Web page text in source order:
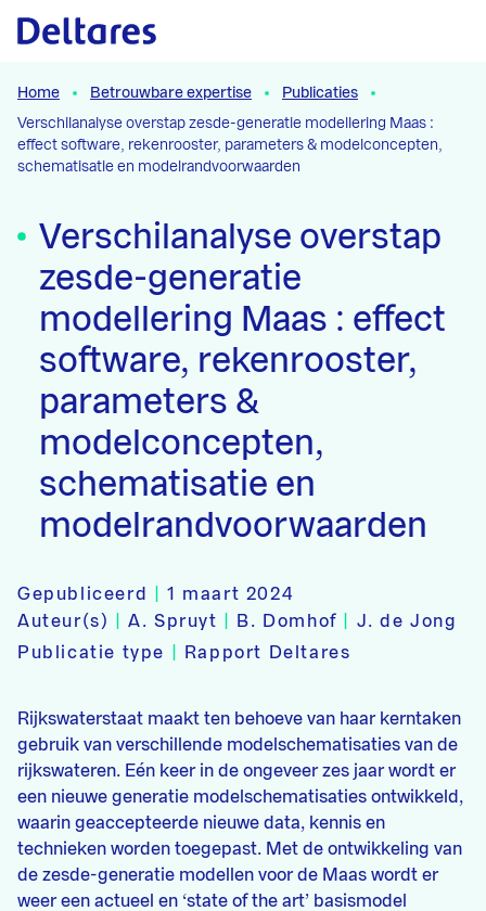
Naar hoofdcontent
Home Betrouwbare expertise
Publicaties
Verschilanalyse overstap zesde-generatie modellering Maas :
effect software, rekenrooster, parameters & modelconcepten,
schematisatie en modelrandvoorwaarden
Verschilanalyse overstap
zesde-generatie
modellering Maas : effect
software, rekenrooster,
parameters &
modelconcepten,
schematisatie en
modelrandvoorwaarden
Gepubliceerd |1 maart 2024
Auteur(s)
|A. Spruyt B. Domhof
J. de Jong
Publicatie type
Rapport Deltares
Rijkswaterstaat maakt ten behoeve van haar kerntaken
gebruik van verschillende modelschematisaties van de
rijkswateren. Eén keer in de ongeveer zes jaar wordt er
een nieuwe generatie modelschematisaties ontwikkeld,
waarin geaccepteerde nieuwe data, kennis en
technieken worden toegepast. Met de ontwikkeling van
de zesde-generatie modellen voor de Maas wordt er
weer een actueel en ‘state of the art’ basismodel